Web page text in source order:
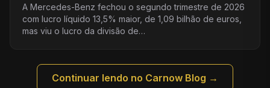
A Mercedes-Benz fechou o segundo trimestre de 2026
com lucro líquido 13,5% maior, de 1,09 bilhão de euros,
mas viu o lucro da divisão de…
Continuar lendo no Carnow Blog →